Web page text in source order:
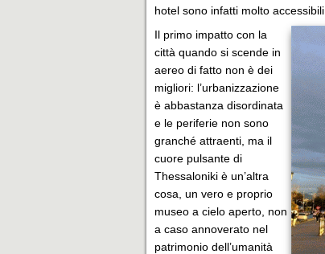
hotel sono infatti molto accessibili.
Il primo impatto con la
città quando si scende in
aereo di fatto non è dei
migliori: l’urbanizzazione
è abbastanza disordinata
e le periferie non sono
granché attraenti, ma il
cuore pulsante di
Thessaloniki è un’altra
cosa, un vero e proprio
museo a cielo aperto, non
a caso annoverato nel
patrimonio dell’umanità